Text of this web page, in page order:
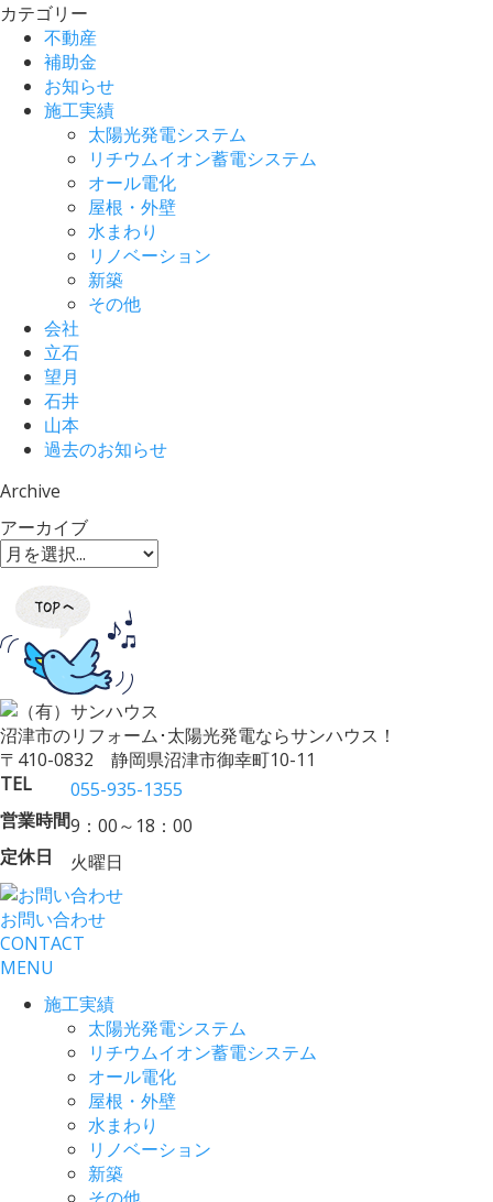
カテゴリー
不動産
補助金
お知らせ
施工実績
太陽光発電システム
リチウムイオン蓄電システム
オール電化
屋根・外壁
水まわり
リノベーション
新築
その他
会社
立石
望月
石井
山本
過去のお知らせ
Archive
アーカイブ
沼津市のリフォーム･太陽光発電ならサンハウス！
〒410-0832 静岡県沼津市御幸町10-11
TEL
055-935-1355
営業時間9：00～18：00
定休日
火曜日
お問い合わせ
CONTACT
MENU
施工実績
太陽光発電システム
リチウムイオン蓄電システム
オール電化
屋根・外壁
水まわり
リノベーション
新築
その他